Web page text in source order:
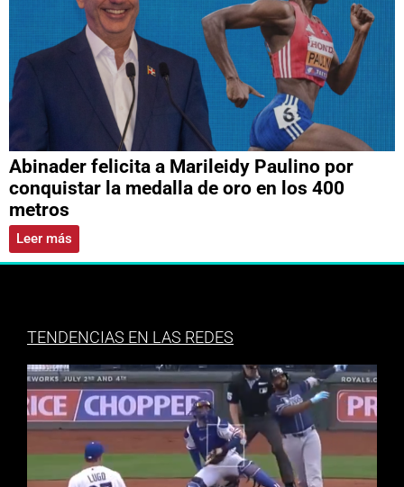
Abinader felicita a Marileidy Paulino por
conquistar la medalla de oro en los 400
metros
Leer más
TENDENCIAS EN LAS REDES